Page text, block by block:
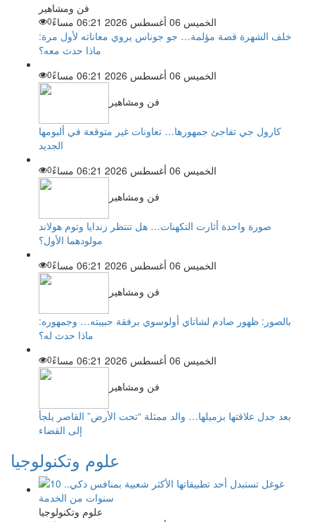
فن ومشاهير
الخميس 06 أغسطس 2026 06:21 مساءً
0
خلف الشهرة قصة مؤلمة… جو جوناس يروي معاناته لأول مرة:
ماذا حدث معه؟
الخميس 06 أغسطس 2026 06:21 مساءً
0
فن ومشاهير
كارول جي تفاجئ جمهورها… تعاونات غير متوقعة في ألبومها
الجديد
الخميس 06 أغسطس 2026 06:21 مساءً
0
فن ومشاهير
صورة واحدة أثارت التكهنات… هل تنتظر زندايا وتوم هولاند
مولودهما الأول؟
الخميس 06 أغسطس 2026 06:21 مساءً
0
فن ومشاهير
بالصور: ظهور صادم لشاتاي أولوسوي برفقة حبيبته… وجمهوره:
ماذا حدث له؟
الخميس 06 أغسطس 2026 06:21 مساءً
0
فن ومشاهير
بعد جدل علاقتها بزميلها… والد ممثلة “تحت الأرض” القاصر يلجأ
إلى القضاء
علوم وتكنولوجيا
علوم وتكنولوجيا